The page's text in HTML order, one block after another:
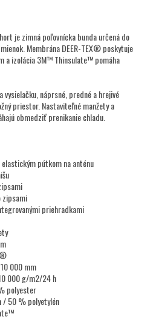
je zimná poľovnícka bunda určená do
Membrána DEER-TEX® poskytuje
a izolácia 3M™ Thinsulate™ pomáha
vysielačku, náprsné, predné a hrejivé
priestor. Nastaviteľné manžety a
obmedziť prenikanie chladu.
pútkom na anténu
zipsami
priehradkami
000 mm
000 g/m2/24 h
polyester
/ 50 % polyetylén